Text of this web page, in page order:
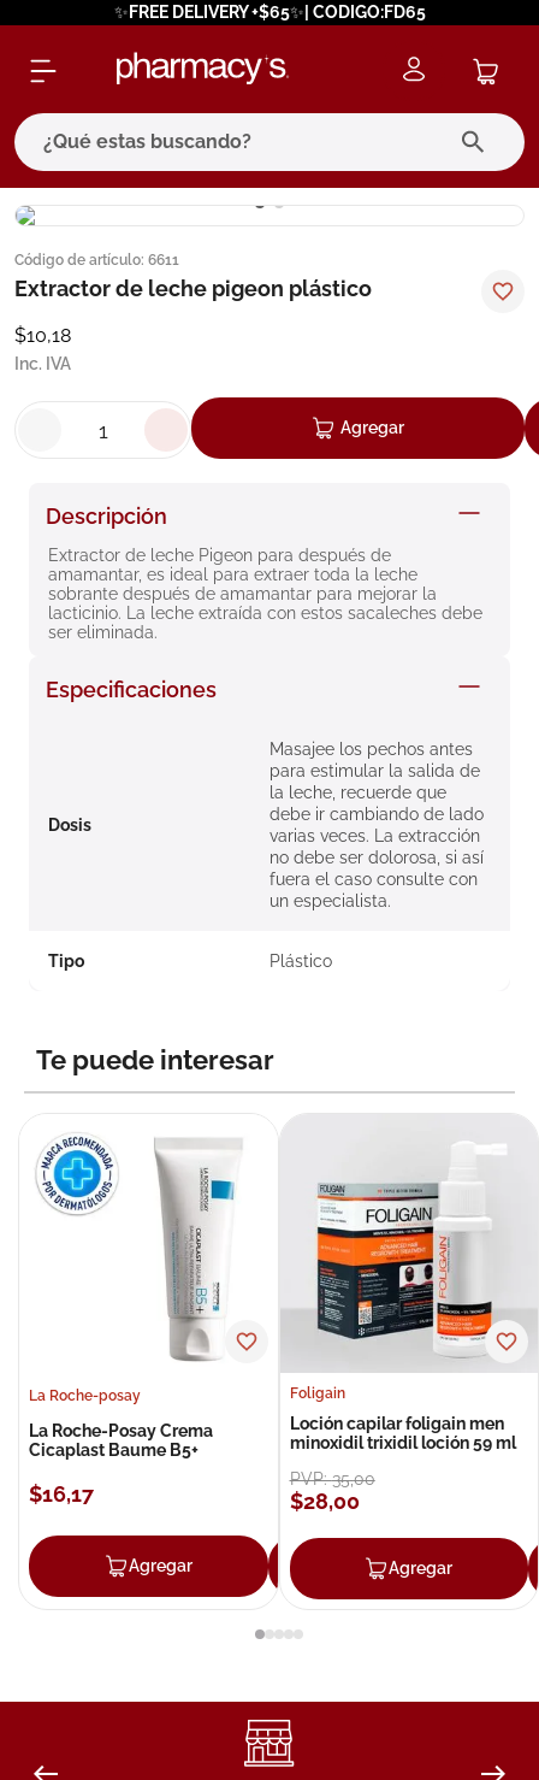
✨FREE DELIVERY +$65✨| CODIGO:FD65
¿Qué estas buscando?
Código de artículo: 6611
Extractor de leche pigeon plástico
$10,18
Inc. IVA
Agregar
Descripción
Extractor de leche Pigeon para después de
amamantar, es ideal para extraer toda la leche
sobrante después de amamantar para mejorar la
lacticinio. La leche extraída con estos sacaleches debe
ser eliminada.
Especificaciones
Dosis
Masajee los pechos antes
para estimular la salida de
la leche, recuerde que
debe ir cambiando de lado
varias veces. La extracción
no debe ser dolorosa, si así
fuera el caso consulte con
un especialista.
Tipo Plástico
Te puede interesar
La Roche-posay
La Roche-Posay Crema
Cicaplast Baume B5+
$16,17
Agregar Agregar
Foligain
Loción capilar foligain men
minoxidil trixidil loción 59 ml
PVP:35,00
$28,00
Agregar
términos más buscados
1. eucerin
cerave
7. degraler
8. roche posay
9. isdin